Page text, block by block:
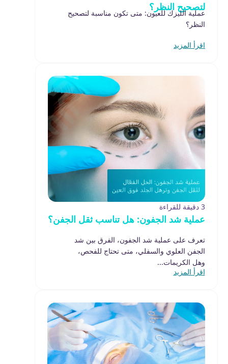
لتصحيح النظر؟
عملية الليزك للعيون: متى تكون مناسبة لتصحيح
النظر؟
اقرأ المزيد
3 دقيقة للقراءة
عملية شد الجفون: هل تناسب ثقل الجفن؟
تعرف على عملية شد الجفون، الفرق بين شد
الجفن العلوي والسفلي، متى تحتاج للفحص،
وهل الكريمات...
اقرأ المزيد